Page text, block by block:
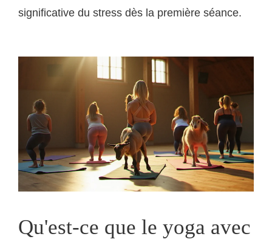
significative du stress dès la première séance.
Qu'est-ce que le yoga avec